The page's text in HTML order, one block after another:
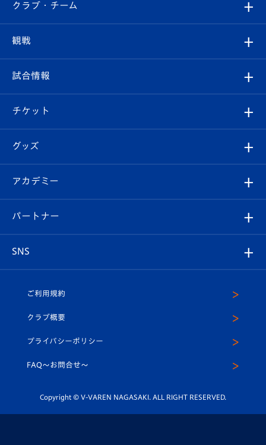
すべて
クラブ
試合情報
チケット
イベント
メディア
ホームタウン
クラブ・チーム
クラブ概要
エンブレム紹介
スタッフプロフィール
マスコット紹介
平和祈念活動
ホームタウン活動
観戦
観戦ルール
はじめての観戦ガイド
Revive Team
ヴィヴィくんの長崎おもてなしガイド
試合情報
試合日程/結果
フォトギャラリー
スタジアムグルメ
チケット
チケット
V-LOVERS（ファンクラブ）
プレイヤーズスイート
グッズ
オンラインショップ
店舗情報
アカデミー
育成からのお知らせ
U-18
スクール
パートナー
SNS
ヴィヴィくんインスタグラム
公式LINE＠
ご利用規約
クラブ概要
プライバシーポリシー
FAQ〜お問合せ〜
Copyright © V-VAREN NAGASAKI. ALL RIGHT RESERVED.